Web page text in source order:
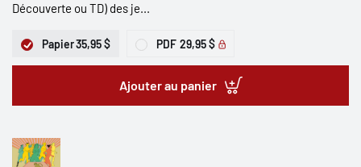
Découverte ou TD) des je...
Papier35,95 $ PDF 29,95 $
Ajouter au panier